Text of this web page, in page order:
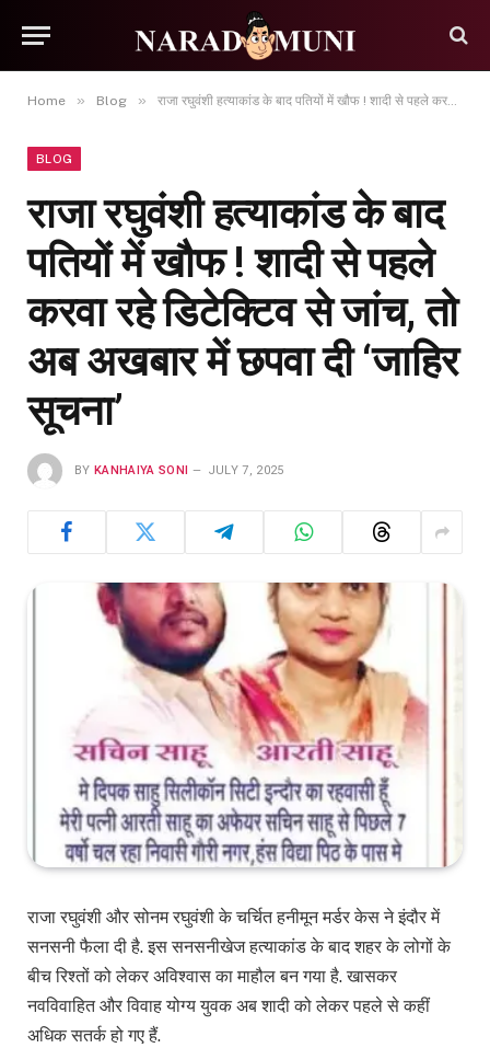
Home » Blog » राजा रघुवंशी हत्याकांड के बाद पतियों में खौफ ! शादी से पहले करवा रहे डिटेक्टिव से जांच, तो अब अखबार में छपवा दी ‘जाहिर सूचना’
BLOG
राजा रघुवंशी हत्याकांड के बाद
पतियों में खौफ ! शादी से पहले
करवा रहे डिटेक्टिव से जांच, तो
अब अखबार में छपवा दी ‘जाहिर
सूचना’
BY KANHAIYA SONI JULY 7, 2025
राजा रघुवंशी और सोनम रघुवंशी के चर्चित हनीमून मर्डर केस ने इंदौर में
सनसनी फैला दी है. इस सनसनीखेज हत्याकांड के बाद शहर के लोगों के
बीच रिश्तों को लेकर अविश्वास का माहौल बन गया है. खासकर
नवविवाहित और विवाह योग्य युवक अब शादी को लेकर पहले से कहीं
अधिक सतर्क हो गए हैं.